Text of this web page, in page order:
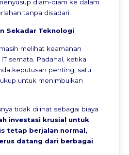
diam-diam ke dalam
tanpa disadari.
Sekadar Teknologi
melihat keamanan
semata. Padahal, ketika
keputusan penting, satu
untuk menimbulkan
tidak dilihat sebagai biaya
investasi krusial untuk
tetap berjalan normal,
datang dari berbagai